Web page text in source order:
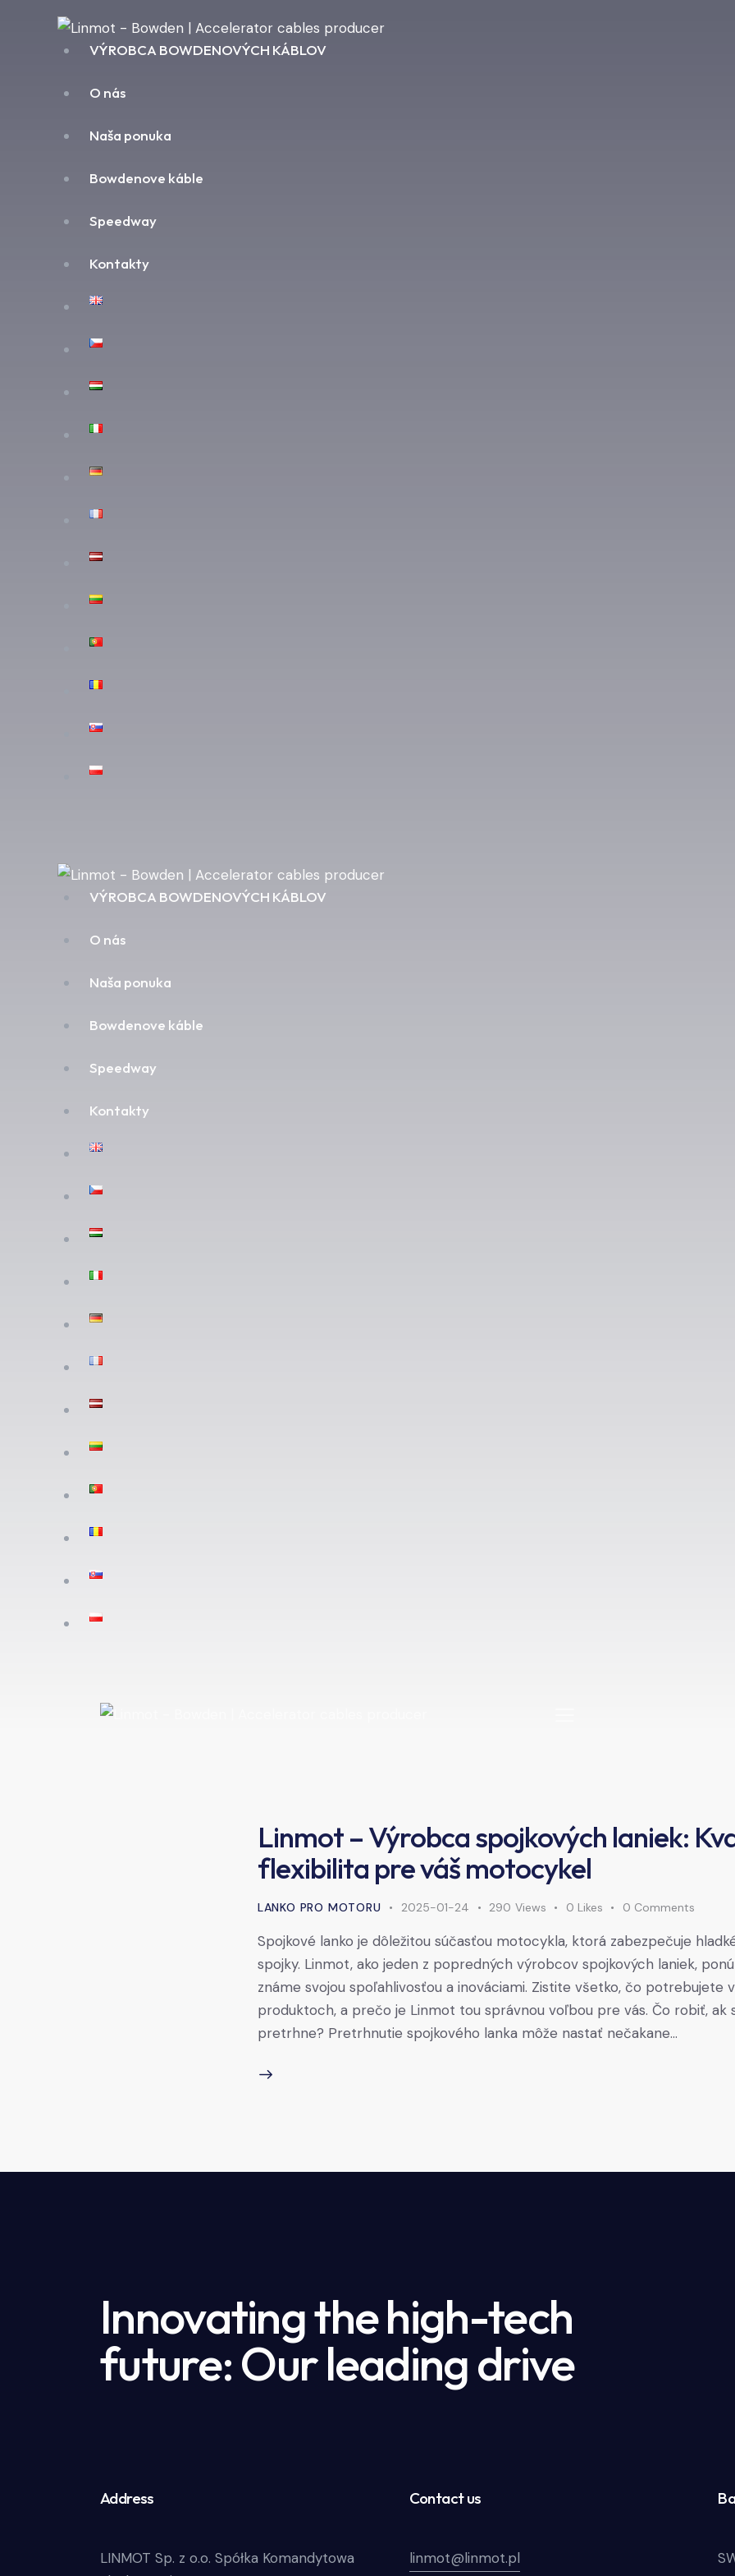
VÝROBCA BOWDENOVÝCH KÁBLOV
O nás
Naša ponuka
Bowdenove káble
Speedway
Kontakty
VÝROBCA BOWDENOVÝCH KÁBLOV
O nás
Naša ponuka
Bowdenove káble
Speedway
Kontakty
Linmot – Výrobca spojkových laniek:
flexibilita pre váš motocykel
LANKO PRO MOTORU 2025-01-24 290 Views 0 Likes 0 Comments
Spojkové lanko je dôležitou súčasťou motocykla, ktorá zabezpečuje
spojky. Linmot, ako jeden z popredných výrobcov spojkových laniek,
známe svojou spoľahlivosťou a inováciami. Zistite všetko, čo potrebujete
produktoch, a prečo je Linmot tou správnou voľbou pre vás. Čo robiť, ak
pretrhne? Pretrhnutie spojkového lanka môže nastať nečakane…
Innovating the high-tech
future: Our leading drive
Address
LINMOT Sp. z o.o. Spółka Komandytowa
Contact us
linmot@linmot.pl